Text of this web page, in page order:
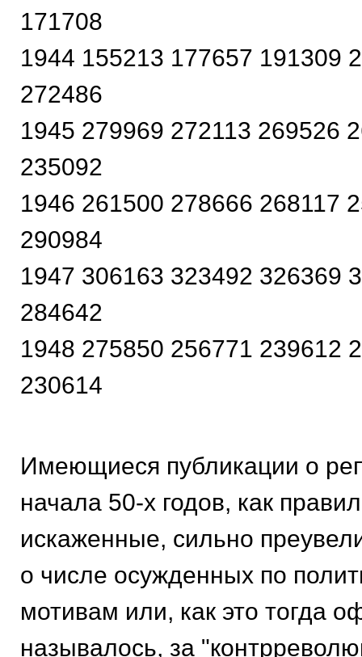
171708
1944 155213 177657 191309
272486
1945 279969 272113 269526
235092
1946 261500 278666 268117
290984
1947 306163 323492 326369
284642
1948 275850 256771 239612
230614
Имеющиеся публикации о
начала 50-х годов, как
искаженные, сильно
о числе осужденных по
мотивам или, как это тогда
называлось, за